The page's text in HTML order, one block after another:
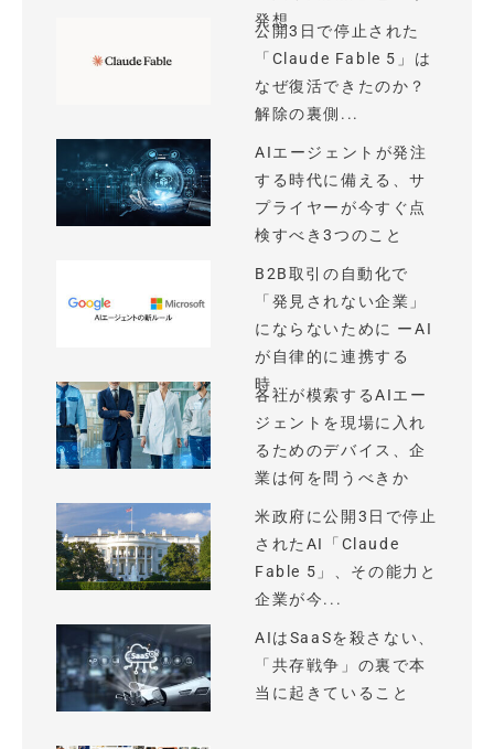
発想
公開3日で停止された
「Claude Fable 5」は
なぜ復活できたのか？
解除の裏側...
AIエージェントが発注
する時代に備える、サ
プライヤーが今すぐ点
検すべき3つのこと
B2B取引の自動化で
「発見されない企業」
にならないために ーAI
が自律的に連携する
時...
各社が模索するAIエー
ジェントを現場に入れ
るためのデバイス、企
業は何を問うべきか
米政府に公開3日で停止
されたAI「Claude
Fable 5」、その能力と
企業が今...
AIはSaaSを殺さない、
「共存戦争」の裏で本
当に起きていること